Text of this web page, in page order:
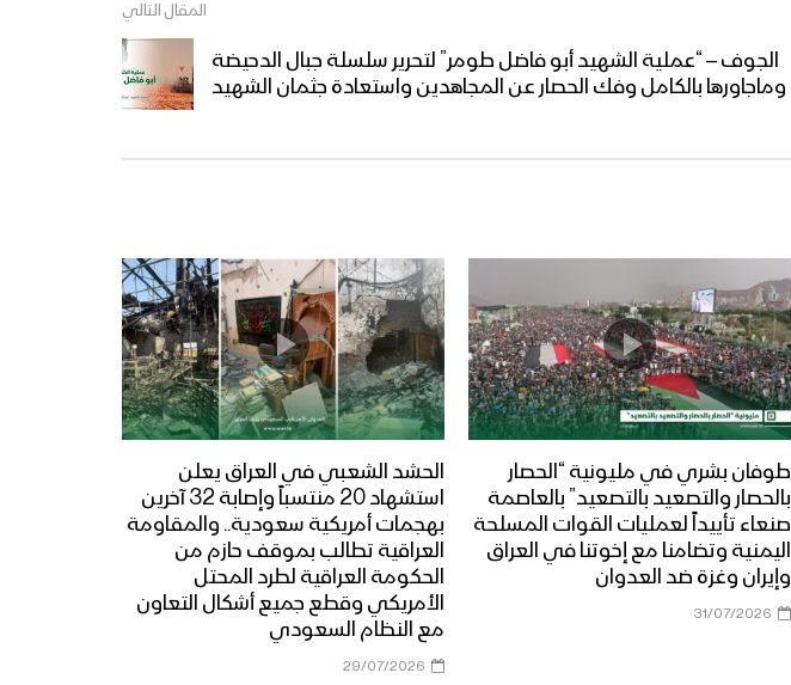
المقال التالي
الجوف – “عملية الشهيد أبو فاضل طومر” لتحرير سلسلة جبال الدحيضة
وماجاورها بالكامل وفك الحصار عن المجاهدين واستعادة جثمان الشهيد
طوفان بشري في مليونية “الحصار
بالحصار والتصعيد بالتصعيد” بالعاصمة
صنعاء تأييداً لعمليات القوات المسلحة
اليمنية وتضامنا مع إخوتنا في العراق
وإيران وغزة ضد العدوان
31/07/2026
الحشد الشعبي في العراق يعلن
استشهاد 20 منتسباً وإصابة 32 آخرين
بهجمات أمريكية سعودية.. والمقاومة
العراقية تطالب بموقف حازم من
الحكومة العراقية لطرد المحتل
الأمريكي وقطع جميع أشكال التعاون
مع النظام السعودي
29/07/2026